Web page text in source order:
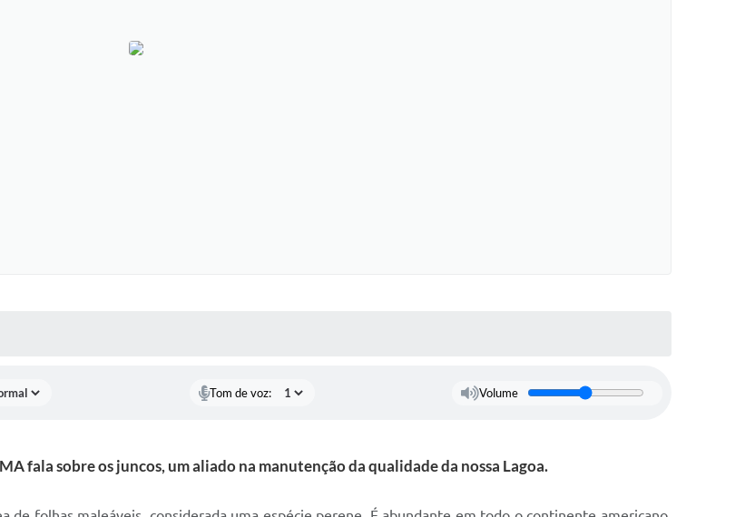
Tom de voz: Volume
fala sobre os juncos, um aliado na manutenção da qualidade da nossa Lagoa.